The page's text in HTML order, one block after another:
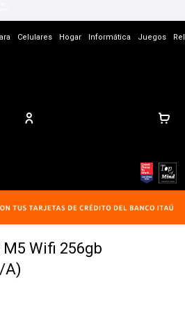
Celulares Hogar Informática Juegos
M5 Wifi 256gb
A)